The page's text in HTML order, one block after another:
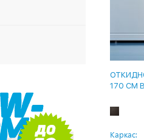
170 СМ
Каркас: